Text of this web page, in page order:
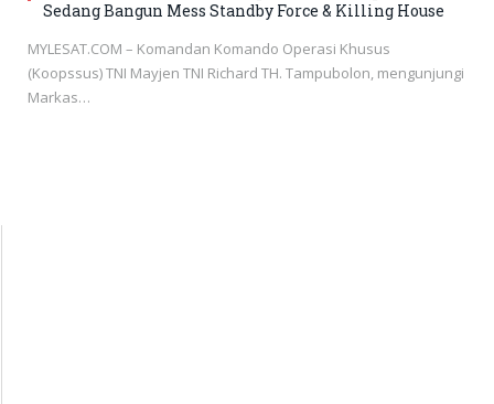
Sedang Bangun Mess Standby Force & Killing House
MYLESAT.COM – Komandan Komando Operasi Khusus
(Koopssus) TNI Mayjen TNI Richard TH. Tampubolon, mengunjungi
Markas…